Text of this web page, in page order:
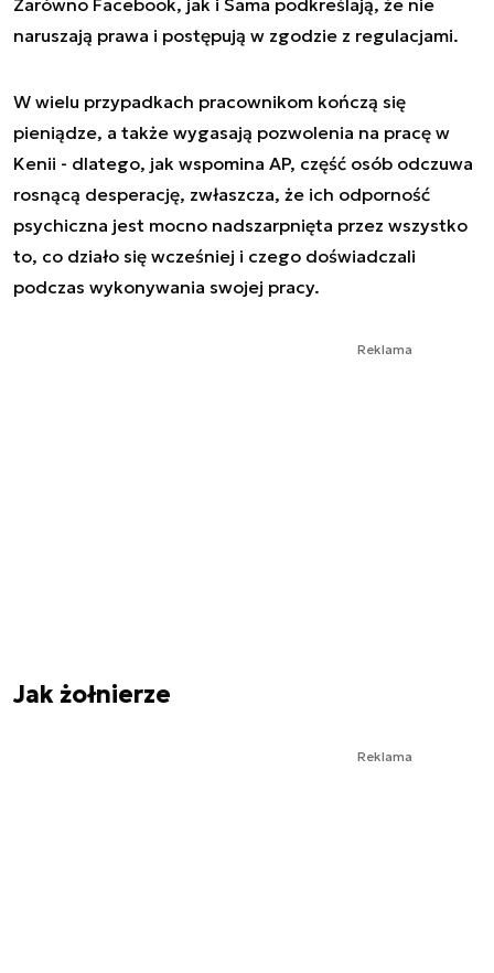
naruszają prawa i postępują w zgodzie z regulacjami.
W wielu przypadkach pracownikom kończą się
pieniądze, a także wygasają pozwolenia na pracę w
Kenii - dlatego, jak wspomina AP, część osób odczuwa
rosnącą desperację, zwłaszcza, że ich odporność
psychiczna jest mocno nadszarpnięta przez wszystko
to, co działo się wcześniej i czego doświadczali
podczas wykonywania swojej pracy.
Reklama
Jak żołnierze
Reklama